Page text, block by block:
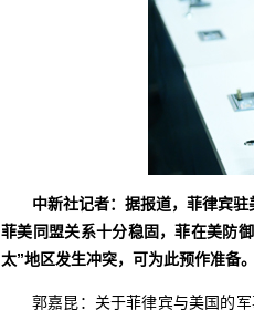
中新社记者：据报道，菲律宾
菲美同盟关系十分稳固，菲在美防
太”地区发生冲突，可为此预作准备
郭嘉昆：关于菲律宾与美国的